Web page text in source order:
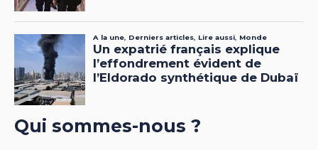
Qui sommes-nous ?